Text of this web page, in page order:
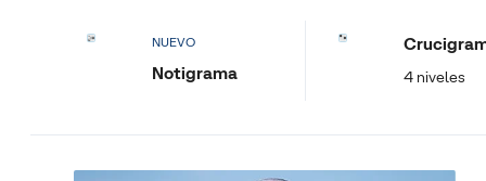
NUEVO
Notigrama 4 niveles